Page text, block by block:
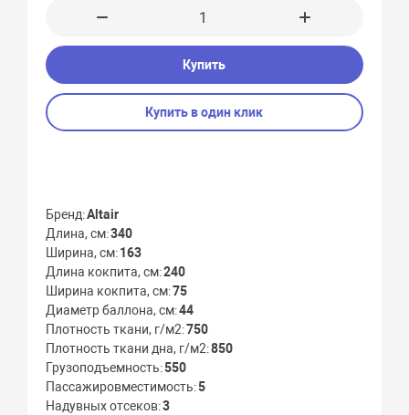
Купить
Купить в один клик
Бренд Altair
Длина, см 340
Ширина, см 163
Длина кокпита, см 240
Ширина кокпита, см 75
Диаметр баллона, см 44
Плотность ткани, г/м2 750
Плотность ткани дна, г/м2 850
Грузоподъемность 550
Пассажировместимость 5
Надувных отсеков 3